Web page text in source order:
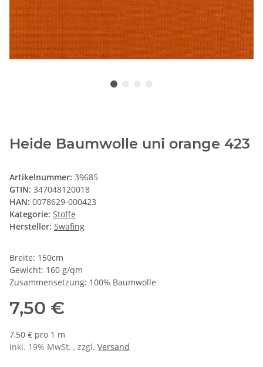
Heide Baumwolle uni orange 423
Artikelnummer: 39685
GTIN: 347048120018
HAN: 0078629-000423
Kategorie: Stoffe
Hersteller: Swafing
Breite: 150cm
Gewicht: 160 g/qm
Zusammensetzung: 100% Baumwolle
7,50 €
7,50 € pro 1 m
inkl. 19% MwSt. , zzgl. Versand